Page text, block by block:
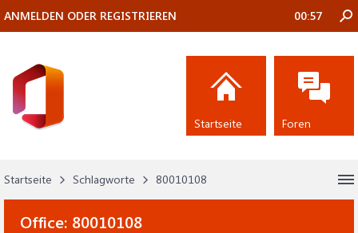
Startseite Schlagworte 80010108
Office: 80010108
ANMELDEN ODER REGISTRIEREN 00:57
Startseite Foren